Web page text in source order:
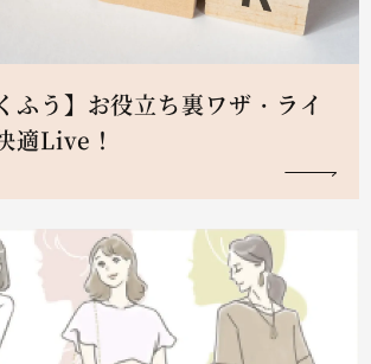
ふう】お役立ち裏ワザ・ライ
適Live！